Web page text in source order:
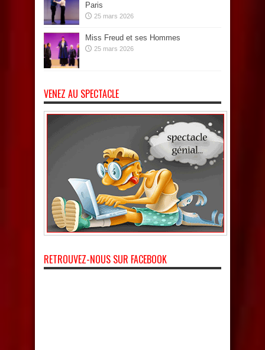
Paris
25 mars 2026
Miss Freud et ses Hommes
25 mars 2026
VENEZ AU SPECTACLE
RETROUVEZ-NOUS SUR FACEBOOK